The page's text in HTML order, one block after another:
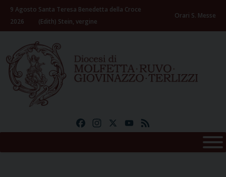
Skip
content
9 Agosto
2026
Santa Teresa Benedetta della Croce
(Edith) Stein, vergine
Orari S. Messe
FacebookInstagramYouTube